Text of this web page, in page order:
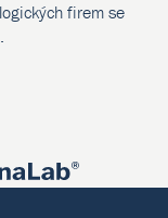
firem se